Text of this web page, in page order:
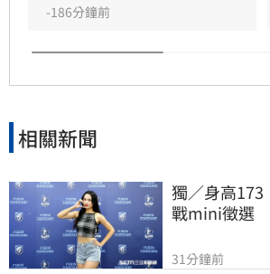
-186分鐘前
相關新聞
獨／身高173
戰mini徵選
31分鐘前